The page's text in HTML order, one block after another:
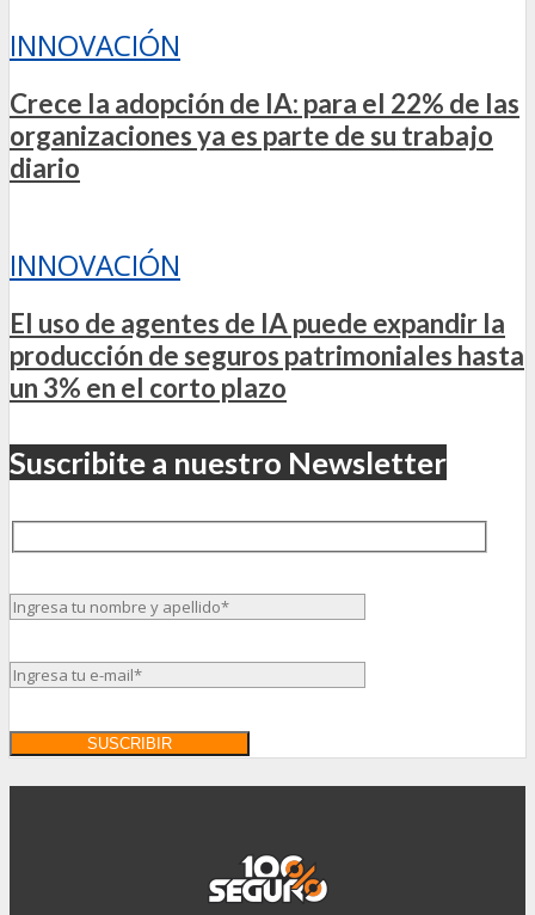
INNOVACIÓN
Crece la adopción de IA: para el 22% de las
organizaciones ya es parte de su trabajo
diario
INNOVACIÓN
El uso de agentes de IA puede expandir la
producción de seguros patrimoniales hasta
un 3% en el corto plazo
Suscribite a nuestro Newsletter